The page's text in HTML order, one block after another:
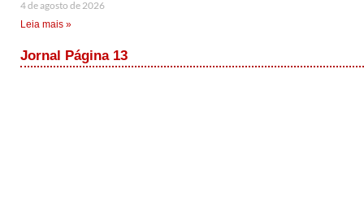
4 de agosto de 2026
Leia mais »
Jornal Página 13